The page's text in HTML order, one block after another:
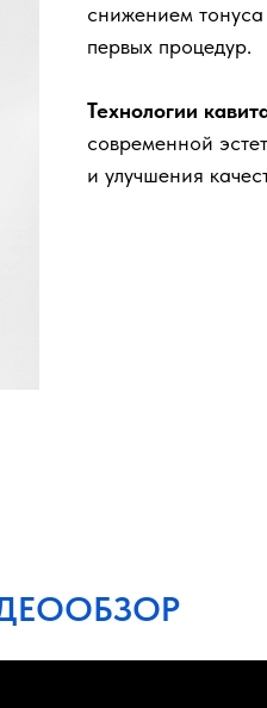
снижением тонуса
первых процедур.
Технологии
современной
и улучшения